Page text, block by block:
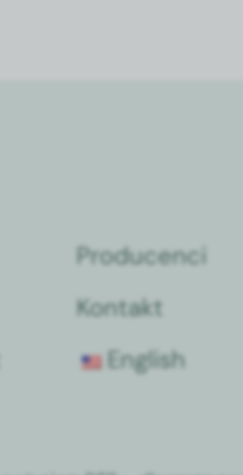
Producenci
Kontakt
English